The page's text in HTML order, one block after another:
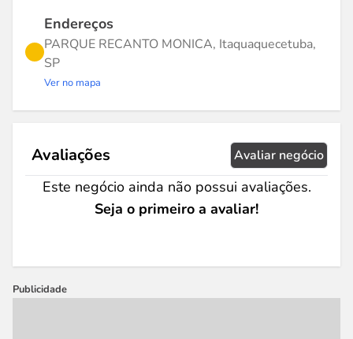
Endereços
PARQUE RECANTO MONICA, Itaquaquecetuba,
SP
Ver no mapa
Avaliações Avaliar negócio
Este negócio ainda não possui avaliações.
Seja o primeiro a avaliar!
Publicidade